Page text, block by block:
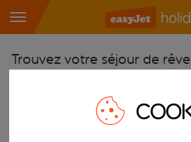
Trouvez votre séjour de rêve
Choisissez votre aéroport